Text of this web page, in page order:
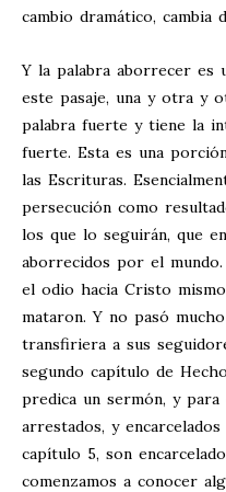
cambio dramático, cambia
Y la palabra aborrecer es
este pasaje, una y otra y
palabra fuerte y tiene la
fuerte. Esta es una
las Escrituras.
persecución como
los que lo seguirán, que
aborrecidos por el
el odio hacia Cristo
mataron. Y no pasó
transfiriera a sus
segundo capítulo de
predica un sermón, y
arrestados, y
capítulo 5, son
comenzamos a conocer